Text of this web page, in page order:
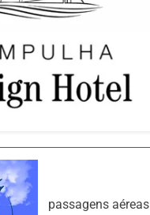
passagens aéreas